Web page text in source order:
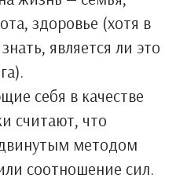
здоровье (хотя в
является ли это
себя в качестве
считают, что
методом
соотношение сил.